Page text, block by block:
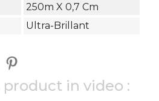
250m X 0,7 Cm
Ultra-Brillant
in video :